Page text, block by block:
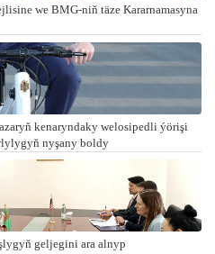
we BMG-niň täze Kararnamasyna
kenaryndaky welosipedli ýörişi
nyşany boldy
geljegini ara alnyp